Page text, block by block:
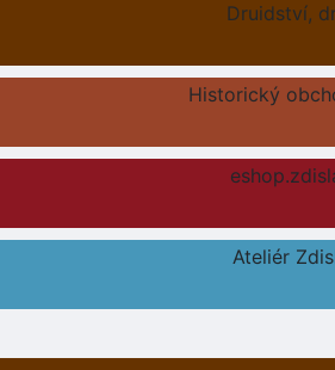
Druidství,
Historický
Ateliér